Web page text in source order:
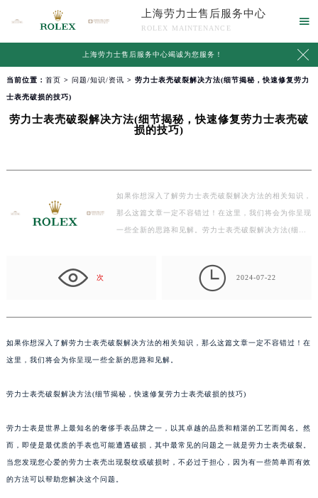
上海劳力士售后服务中心
ROLEX MAINTENANCE

上海劳力士售后服务中心竭诚为您服务！ 
当前位置： 首页 > 问题/知识/资讯 > 劳力士表壳破裂解决方法(细节揭秘，快速修复劳力
士表壳破损的技巧)
劳力士表壳破裂解决方法(细节揭秘，快速修复劳力士表壳破
损的技巧)
如果你想深入了解劳力士表壳破裂解决方法的相关知识，
那么这篇文章一定不容错过！在这里，我们将会为你呈现
一些全新的思路和见解。劳力士表壳破裂解决方法(细…
次  2024-07-22
如果你想深入了解劳力士表壳破裂解决方法的相关知识，那么这篇文章一定不容错过！在
这里，我们将会为你呈现一些全新的思路和见解。
劳力士表壳破裂解决方法(细节揭秘，快速修复劳力士表壳破损的技巧)
劳力士表是世界上最知名的奢侈手表品牌之一，以其卓越的品质和精湛的工艺而闻名。然
而，即使是最优质的手表也可能遭遇破损，其中最常见的问题之一就是劳力士表壳破裂。
当您发现您心爱的劳力士表壳出现裂纹或破损时，不必过于担心，因为有一些简单而有效
的方法可以帮助您解决这个问题。